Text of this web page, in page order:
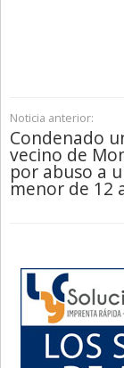
Noticia anterior:
Condenado
vecino de
por abuso a
menor de 12